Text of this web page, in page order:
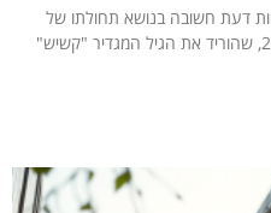
המשפטים הוציא ב 8.5.2024 חוות דעת חשובה בנושא תחולתו של
תיקון מס' 7 לחוק פינוי ובינוי משנת 2021, שהוריד את הגיל המגדיר "קשיש"